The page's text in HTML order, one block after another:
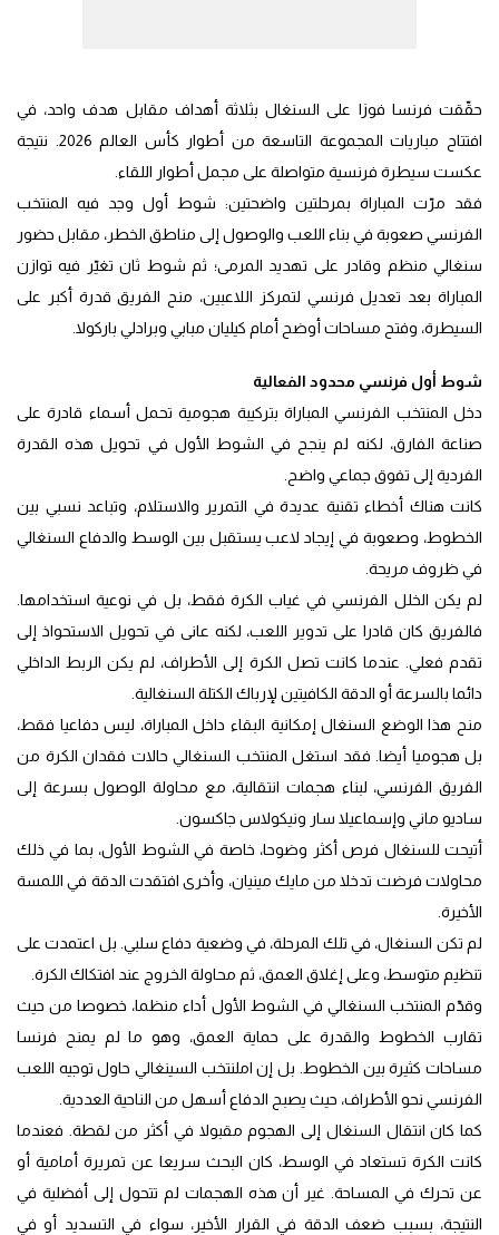
حقّقت فرنسا فوزا على السنغال بثلاثة أهداف مقابل هدف واحد، في
افتتاح مباريات المجموعة التاسعة من أطوار كأس العالم 2026. نتيجة
عكست سيطرة فرنسية متواصلة على مجمل أطوار اللقاء.
فقد مرّت المباراة بمرحلتين واضحتين: شوط أول وجد فيه المنتخب
الفرنسي صعوبة في بناء اللعب والوصول إلى مناطق الخطر، مقابل حضور
سنغالي منظم وقادر على تهديد المرمى؛ ثم شوط ثان تغيّر فيه توازن
المباراة بعد تعديل فرنسي لتمركز اللاعبين، منح الفريق قدرة أكبر على
السيطرة، وفتح مساحات أوضح أمام كيليان مبابي وبرادلي باركولا.
شوط أول فرنسي محدود الفعالية
دخل المنتخب الفرنسي المباراة بتركيبة هجومية تحمل أسماء قادرة على
صناعة الفارق، لكنه لم ينجح في الشوط الأول في تحويل هذه القدرة
الفردية إلى تفوق جماعي واضح.
كانت هناك أخطاء تقنية عديدة في التمرير والاستلام، وتباعد نسبي بين
الخطوط، وصعوبة في إيجاد لاعب يستقبل بين الوسط والدفاع السنغالي
في ظروف مريحة.
لم يكن الخلل الفرنسي في غياب الكرة فقط، بل في نوعية استخدامها.
فالفريق كان قادرا على تدوير اللعب، لكنه عانى في تحويل الاستحواذ إلى
تقدم فعلي. عندما كانت تصل الكرة إلى الأطراف، لم يكن الربط الداخلي
دائما بالسرعة أو الدقة الكافيتين لإرباك الكتلة السنغالية.
منح هذا الوضع السنغال إمكانية البقاء داخل المباراة، ليس دفاعيا فقط،
بل هجوميا أيضا. فقد استغل المنتخب السنغالي حالات فقدان الكرة من
الفريق الفرنسي، لبناء هجمات انتقالية، مع محاولة الوصول بسرعة إلى
ساديو ماني وإسماعيلا سار ونيكولاس جاكسون.
أتيحت للسنغال فرص أكثر وضوحا، خاصة في الشوط الأول، بما في ذلك
محاولات فرضت تدخلا من مايك مينيان، وأخرى افتقدت الدقة في اللمسة
الأخيرة.
لم تكن السنغال، في تلك المرحلة، في وضعية دفاع سلبي. بل اعتمدت على
تنظيم متوسط، وعلى إغلاق العمق، ثم محاولة الخروج عند افتكاك الكرة.
وقدّم المنتخب السنغالي في الشوط الأول أداء منظما، خصوصا من حيث
تقارب الخطوط والقدرة على حماية العمق، وهو ما لم يمنح فرنسا
مساحات كثيرة بين الخطوط. بل إن املنتخب السينغالي حاول توجيه اللعب
الفرنسي نحو الأطراف، حيث يصبح الدفاع أسهل من الناحية العددية.
كما كان انتقال السنغال إلى الهجوم مقبولا في أكثر من لقطة. فعندما
كانت الكرة تستعاد في الوسط، كان البحث سريعا عن تمريرة أمامية أو
عن تحرك في المساحة. غير أن هذه الهجمات لم تتحول إلى أفضلية في
النتيجة، بسبب ضعف الدقة في القرار الأخير، سواء في التسديد أو في